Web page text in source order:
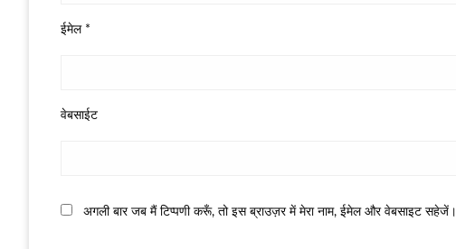
ईमेल *
वेबसाईट
अगली बार जब मैं टिप्पणी करूँ, तो इस ब्राउज़र में मेरा नाम, ईमेल और वेबसाइट सहेजें।